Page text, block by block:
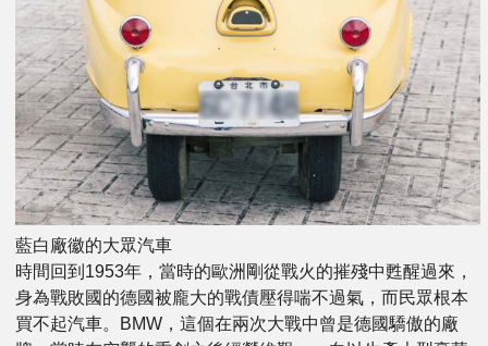
藍白廠徽的大眾汽車
時間回到1953年，當時的歐洲剛從戰火的摧殘中甦醒過來，
身為戰敗國的德國被龐大的戰債壓得喘不過氣，而民眾根本
買不起汽車。BMW，這個在兩次大戰中曾是德國驕傲的廠